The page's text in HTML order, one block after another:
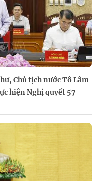
Chủ tịch nước Tô Lâm
hiện Nghị quyết 57